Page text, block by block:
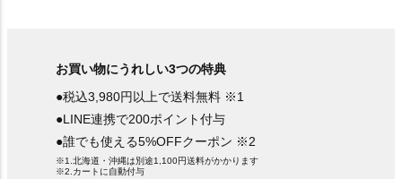
お買い物にうれしい3つの特典
●税込3,980円以上で送料無料 ※1
●LINE連携で200ポイント付与
●誰でも使える5%OFFクーポン ※2
※1.北海道・沖縄は別途1,100円送料がかかります
※2.カートに自動付与